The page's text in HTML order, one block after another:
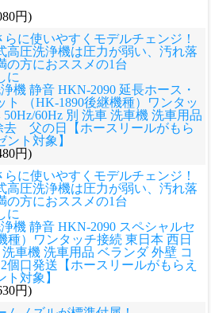
円)
に使いやすくモデルチェンジ！
高圧洗浄機は圧力が弱い、汚れ落
方におススメの1台
に
機 静音 HKN-2090 延長ホース・
ト （HK-1890後継機種）ワンタッ
60Hz 別 洗車 洗車機 洗車用品
去 父の日【ホースリールがもら
ント対象】
円)
に使いやすくモデルチェンジ！
高圧洗浄機は圧力が弱い、汚れ落
方におススメの1台
に
機 静音 HKN-2090 スペシャルセ
種）ワンタッチ接続 東日本 西日
車機 洗車用品 ベランダ 外壁 コ
発送【ホースリールがもらえ
対象】
円)